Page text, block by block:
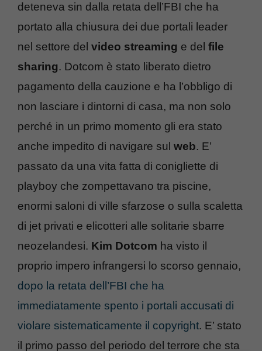
deteneva sin dalla retata dell’FBI che ha
portato alla chiusura dei due portali leader
nel settore del video streaming e del file
sharing. Dotcom è stato liberato dietro
pagamento della cauzione e ha l’obbligo di
non lasciare i dintorni di casa, ma non solo
perché in un primo momento gli era stato
anche impedito di navigare sul web. E’
passato da una vita fatta di conigliette di
playboy che zompettavano tra piscine,
enormi saloni di ville sfarzose o sulla scaletta
di jet privati e elicotteri alle solitarie sbarre
neozelandesi. Kim Dotcom ha visto il
proprio impero infrangersi lo scorso gennaio,
dopo la retata dell’FBI che ha
immediatamente spento i portali accusati di
violare sistematicamente il copyright. E’ stato
il primo passo del periodo del terrore che sta